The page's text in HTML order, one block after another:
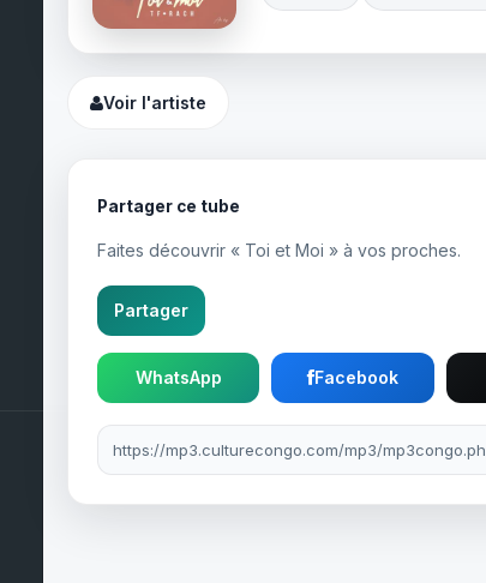
Voir l'artiste
Partager ce tube
Faites découvrir « Toi et Moi » à vos proches.
Partager
WhatsApp Facebook
Lien à partager